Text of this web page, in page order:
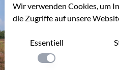
Wir verwenden Cookies, um
die Zugriffe auf unsere
Essentiell
Einstellung anwenden